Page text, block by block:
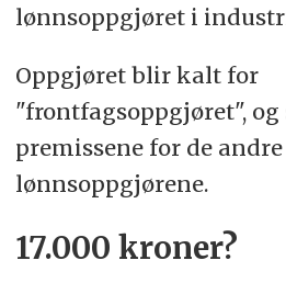
lønnsoppgjøret i
Oppgjøret blir kalt for
"frontfagsoppgjøret", og
premissene for de andre
lønnsoppgjørene.
17.000 kroner?